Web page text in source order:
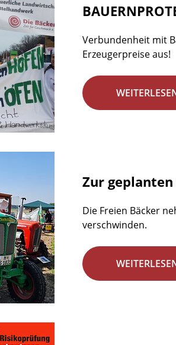
Verbundenheit mit
Erzeugerpreise aus!
Zur
Die Freien Bäcker
verschwinden.